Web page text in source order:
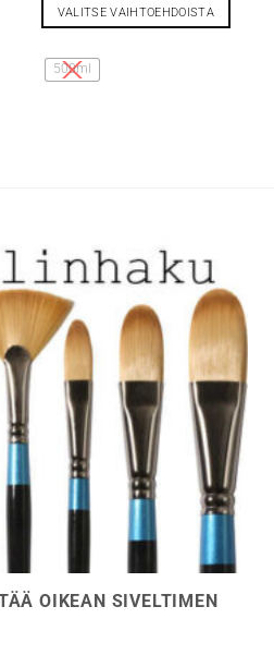
VALITSE VAIHTOEHDOISTA
tuotteella
on
500ml
OIKEAN SIVELTIMEN